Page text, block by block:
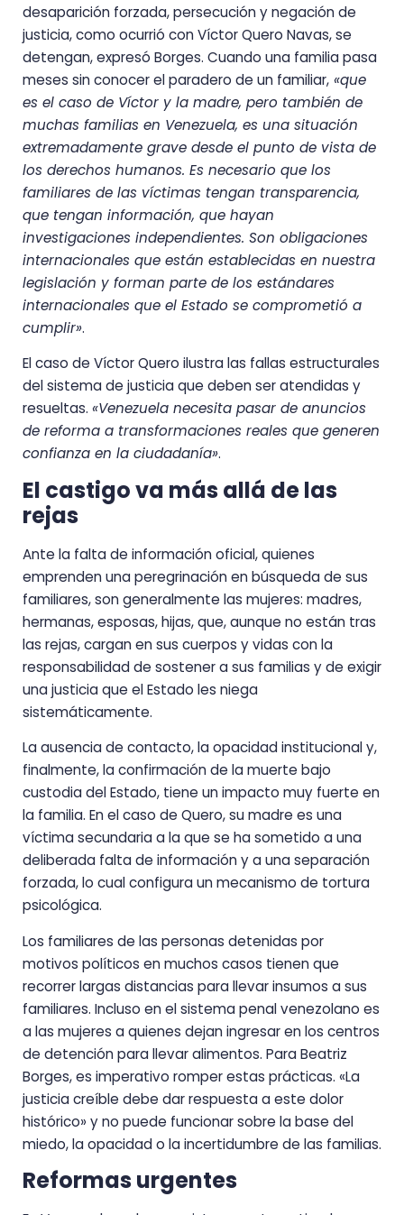
desaparición forzada, persecución y negación de
justicia, como ocurrió con Víctor Quero Navas, se
detengan, expresó Borges. Cuando una familia pasa
meses sin conocer el paradero de un familiar, «que
es el caso de Víctor y la madre, pero también de
muchas familias en Venezuela, es una situación
extremadamente grave desde el punto de vista de
los derechos humanos. Es necesario que los
familiares de las víctimas tengan transparencia,
que tengan información, que hayan
investigaciones independientes. Son obligaciones
internacionales que están establecidas en nuestra
legislación y forman parte de los estándares
internacionales que el Estado se comprometió a
cumplir».
El caso de Víctor Quero ilustra las fallas estructurales
del sistema de justicia que deben ser atendidas y
resueltas. «Venezuela necesita pasar de anuncios
de reforma a transformaciones reales que generen
confianza en la ciudadanía».
El castigo va más allá de las
rejas
Ante la falta de información oficial, quienes
emprenden una peregrinación en búsqueda de sus
familiares, son generalmente las mujeres: madres,
hermanas, esposas, hijas, que, aunque no están tras
las rejas, cargan en sus cuerpos y vidas con la
responsabilidad de sostener a sus familias y de exigir
una justicia que el Estado les niega
sistemáticamente.
La ausencia de contacto, la opacidad institucional y,
finalmente, la confirmación de la muerte bajo
custodia del Estado, tiene un impacto muy fuerte en
la familia. En el caso de Quero, su madre es una
víctima secundaria a la que se ha sometido a una
deliberada falta de información y a una separación
forzada, lo cual configura un mecanismo de tortura
psicológica.
Los familiares de las personas detenidas por
motivos políticos en muchos casos tienen que
recorrer largas distancias para llevar insumos a sus
familiares. Incluso en el sistema penal venezolano es
a las mujeres a quienes dejan ingresar en los centros
de detención para llevar alimentos. Para Beatriz
Borges, es imperativo romper estas prácticas. «La
justicia creíble debe dar respuesta a este dolor
histórico» y no puede funcionar sobre la base del
miedo, la opacidad o la incertidumbre de las familias.
Reformas urgentes